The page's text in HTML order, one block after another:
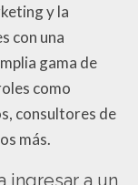
y la
con una
gama de
como
consultores de
más.
ingresar a un